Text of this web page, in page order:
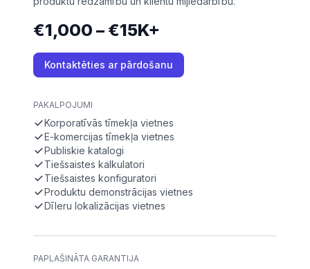
€1,000 – €15K+
Kontaktēties ar pārdošanu
PAKALPOJUMI
Korporatīvās tīmekļa vietnes
E-komercijas tīmekļa vietnes
Publiskie katalogi
Tiešsaistes kalkulatori
Tiešsaistes konfiguratori
Produktu demonstrācijas vietnes
Dīleru lokalizācijas vietnes
PAPLAŠINĀTA GARANTIJA